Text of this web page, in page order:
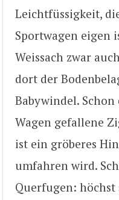
Leichtfüssigkeit,
Sportwagen eigen
Weissach zwar
dort der
Babywindel.
Wagen gefallene
ist ein gröberes
umfahren wird.
Querfugen: höchst